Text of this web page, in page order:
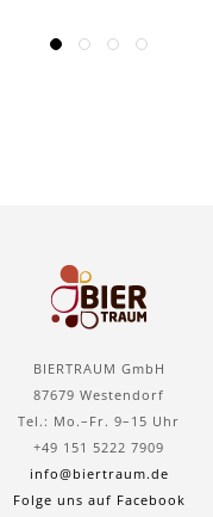
BIERTRAUM GmbH
87679 Westendorf
Tel.: Mo.–Fr. 9–15 Uhr
+49 151 5222 7909
info@biertraum.de
Folge uns auf Facebook